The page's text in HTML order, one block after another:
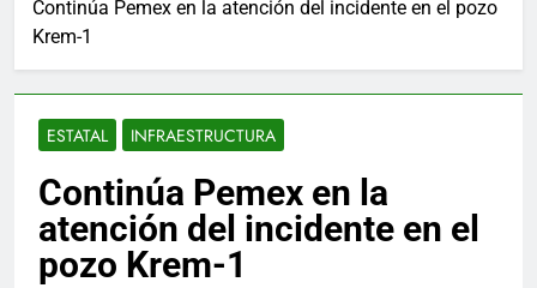
Continúa Pemex en la atención del incidente en el pozo
Krem-1
ESTATAL INFRAESTRUCTURA
Continúa Pemex en la
atención del incidente en el
pozo Krem-1